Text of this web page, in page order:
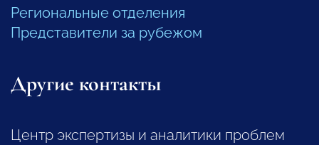
Региональные отделения
Представители за рубежом
Другие контакты
Центр экспертизы и аналитики проблем